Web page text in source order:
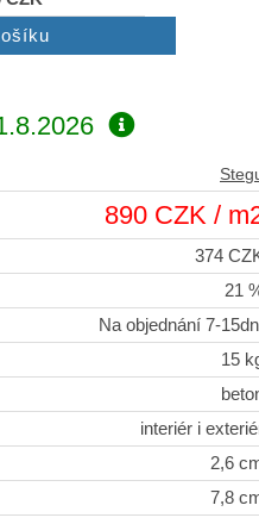
890 CZK /
374
21
Na objednání 7-
15
interiér i
2,6
7,8